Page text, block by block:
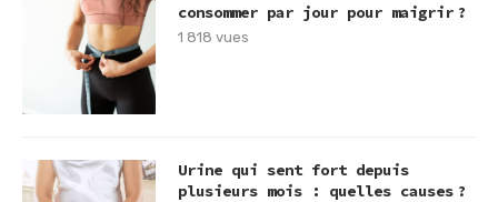
consommer par jour pour maigrir ?
1 818 vues
Urine qui sent fort depuis
plusieurs mois : quelles causes ?